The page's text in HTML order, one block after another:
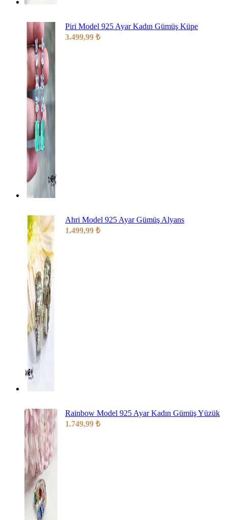
Piri Model 925 Ayar Kadın Gümüş Küpe
3.499,99 ₺
Ahri Model 925 Ayar Gümüş Alyans
1.499,99 ₺
Rainbow Model 925 Ayar Kadın Gümüş Yüzük
1.749,99 ₺